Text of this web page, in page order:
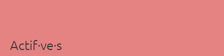
Actif·ve·s